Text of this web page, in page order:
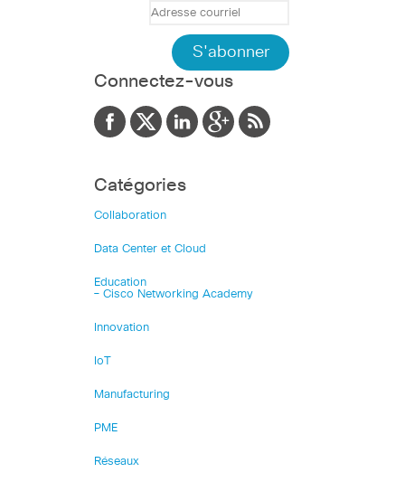
Connectez-vous
Catégories
Collaboration
Data Center et Cloud
Education
– Cisco Networking Academy
Innovation
IoT
Manufacturing
PME
Réseaux